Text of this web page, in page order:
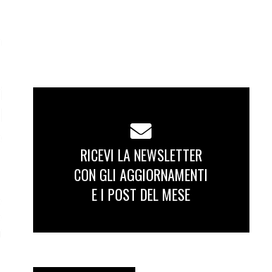
RICEVI LA NEWSLETTER
CON GLI AGGIORNAMENTI
E I POST DEL MESE